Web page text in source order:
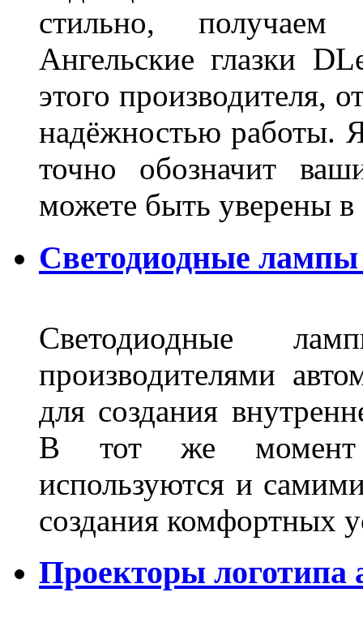
стильно,
Ангельские глазки
этого производителя,
надёжностью работы.
точно обозначит
можете быть уверены
Светодиодные
Светодиодные
производителями
для создания
В тот же момент
используются и
создания комфортных
Проекторы логотипа